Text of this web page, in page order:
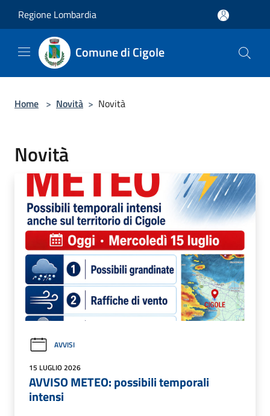
Regione Lombardia
Comune di Cigole
Home > Novità > Novità
Novità
AVVISI
15 LUGLIO 2026
AVVISO METEO: possibili temporali
intensi